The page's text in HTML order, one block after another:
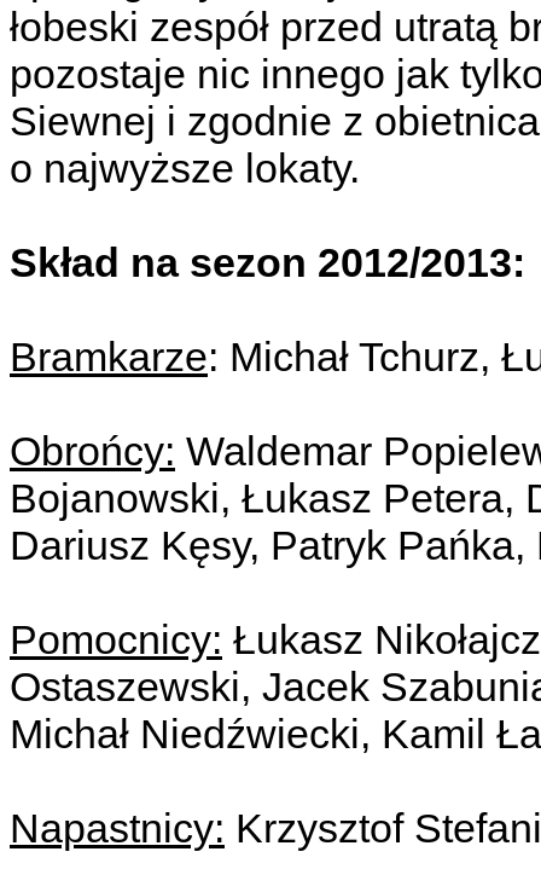
łobeski zespół przed utratą
pozostaje nic innego jak
Siewnej i zgodnie z
o najwyższe lokaty.
Skład na sezon 2012/2013:
Bramkarze: Michał Tchurz,
Obrońcy: Waldemar
Bojanowski, Łukasz Petera,
Dariusz Kęsy, Patryk
Pomocnicy: Łukasz
Ostaszewski, Jacek
Michał Niedźwiecki, Kamil
Napastnicy: Krzysztof